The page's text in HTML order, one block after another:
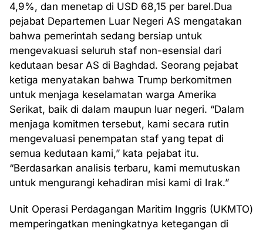
4,9%, dan menetap di USD 68,15 per barel.Dua
pejabat Departemen Luar Negeri AS mengatakan
bahwa pemerintah sedang bersiap untuk
mengevakuasi seluruh staf non-esensial dari
kedutaan besar AS di Baghdad. Seorang pejabat
ketiga menyatakan bahwa Trump berkomitmen
untuk menjaga keselamatan warga Amerika
Serikat, baik di dalam maupun luar negeri. “Dalam
menjaga komitmen tersebut, kami secara rutin
mengevaluasi penempatan staf yang tepat di
semua kedutaan kami,” kata pejabat itu.
“Berdasarkan analisis terbaru, kami memutuskan
untuk mengurangi kehadiran misi kami di Irak.”
Unit Operasi Perdagangan Maritim Inggris (UKMTO)
memperingatkan meningkatnya ketegangan di